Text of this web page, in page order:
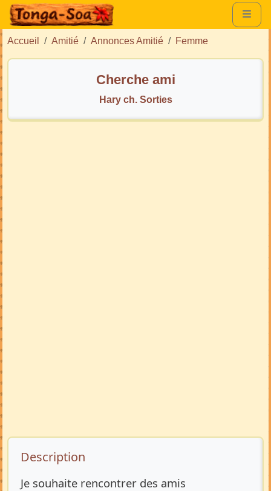
Accueil Amitié Annonces Amitié Femme
Cherche ami
Hary ch. Sorties
Description de l’annonce
Description
Je souhaite rencontrer des amis